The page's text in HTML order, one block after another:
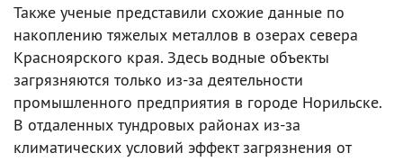
Также ученые представили схожие данные по
накоплению тяжелых металлов в озерах севера
Красноярского края. Здесь водные объекты
загрязняются только из-за деятельности
промышленного предприятия в городе Норильске.
В отдаленных тундровых районах из-за
климатических условий эффект загрязнения от